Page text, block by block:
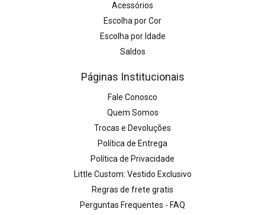
Acessórios
Escolha por Cor
Escolha por Idade
Saldos
Páginas Institucionais
Fale Conosco
Quem Somos
Trocas e Devoluções
Política de Entrega
Política de Privacidade
Little Custom: Vestido Exclusivo
Regras de frete gratis
Perguntas Frequentes - FAQ